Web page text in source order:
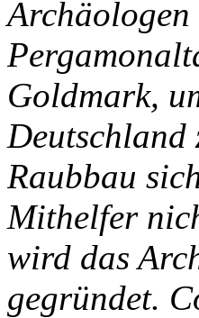
Archäologen
Goldmark,
Deutschland
Raubbau
Mithelfer
wird das
gegründet.